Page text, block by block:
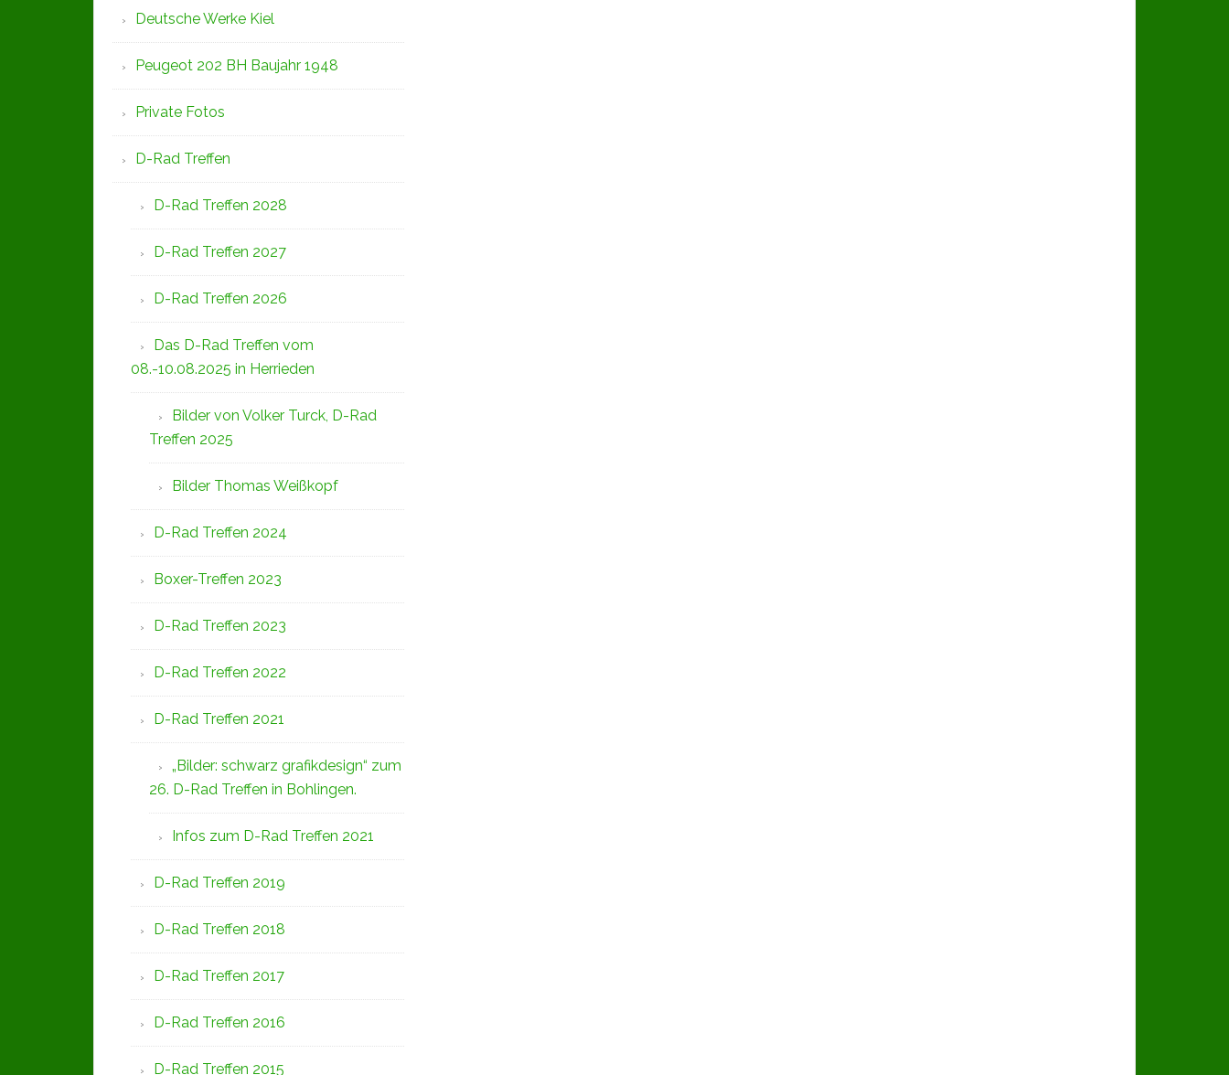
Deutsche Werke Kiel
Peugeot 202 BH Baujahr 1948
Private Fotos
D-Rad Treffen
D-Rad Treffen 2028
D-Rad Treffen 2027
D-Rad Treffen 2026
Das D-Rad Treffen vom
08.-10.08.2025 in Herrieden
Bilder von Volker Turck, D-Rad
Treffen 2025
Bilder Thomas Weißkopf
D-Rad Treffen 2024
Boxer-Treffen 2023
D-Rad Treffen 2023
D-Rad Treffen 2022
D-Rad Treffen 2021
„Bilder: schwarz grafikdesign“ zum
26. D-Rad Treffen in Bohlingen.
Infos zum D-Rad Treffen 2021
D-Rad Treffen 2019
D-Rad Treffen 2018
D-Rad Treffen 2017
D-Rad Treffen 2016
D-Rad Treffen 2015